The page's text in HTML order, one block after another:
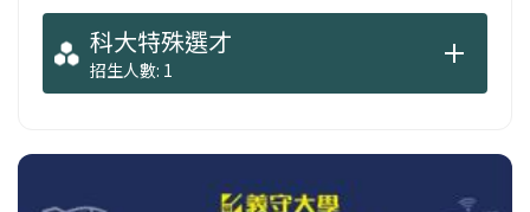
科大特殊選才
招生人數: 1